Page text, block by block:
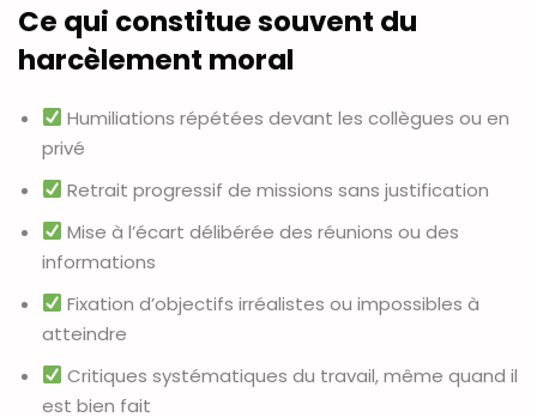
Ce qui constitue souvent du
harcèlement moral
Humiliations répétées devant les collègues ou en
privé
Retrait progressif de missions sans justification
Mise à l’écart délibérée des réunions ou des
informations
Fixation d’objectifs irréalistes ou impossibles à
atteindre
Critiques systématiques du travail, même quand il
est bien fait